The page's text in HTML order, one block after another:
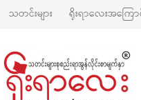
သတင်းများ ရိုးရာလေးအကြော